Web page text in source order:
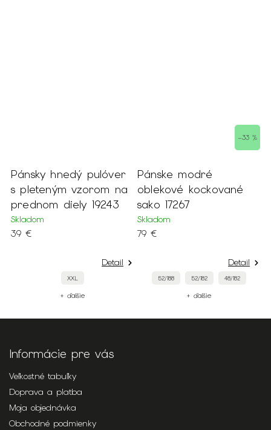
Pánsky hnedý pulóver
s pleteným vzorom na
prednom diely 19243
Skladom
39 €
Detail
XXL
+ ďalšie
–33 %
Pánske modré
oblekové kockované
sako 17267
Skladom
79 €
Detail
52/188 52/182 48/182
+ ďalšie
Informácie pre vás
Veľkostné tabuľky
Doprava a platba
Moja objednávka
Obchodné podmienky